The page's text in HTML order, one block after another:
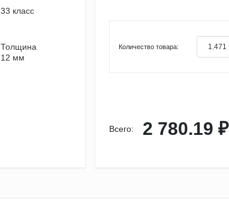
33 класс
Толщина
12 мм
Количество товара:
Всего: 2 780.19 ₽